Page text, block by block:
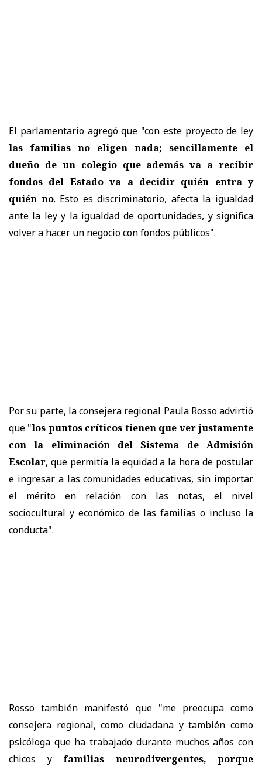
El parlamentario agregó que "con este proyecto de ley
las familias no eligen nada; sencillamente el
dueño de un colegio que además va a recibir
fondos del Estado va a decidir quién entra y
quién no. Esto es discriminatorio, afecta la igualdad
ante la ley y la igualdad de oportunidades, y significa
volver a hacer un negocio con fondos públicos".
Por su parte, la consejera regional Paula Rosso advirtió
que "los puntos críticos tienen que ver justamente
con la eliminación del Sistema de Admisión
Escolar, que permitía la equidad a la hora de postular
e ingresar a las comunidades educativas, sin importar
el mérito en relación con las notas, el nivel
sociocultural y económico de las familias o incluso la
conducta".
Rosso también manifestó que "me preocupa como
consejera regional, como ciudadana y también como
psicóloga que ha trabajado durante muchos años con
chicos yfamilias neurodivergentes, porque